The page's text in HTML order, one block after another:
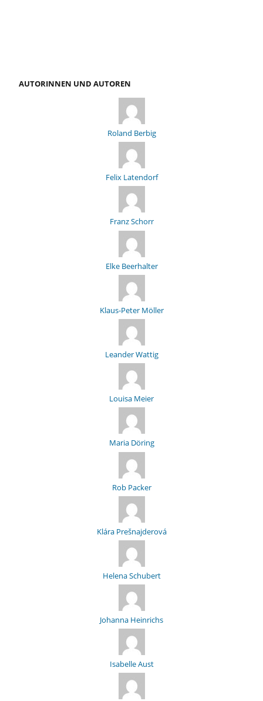
AUTORINNEN UND AUTOREN
Roland Berbig
Felix Latendorf
Franz Schorr
Elke Beerhalter
Klaus-Peter Möller
Leander Wattig
Louisa Meier
Maria Döring
Rob Packer
Klára Prešnajderová
Helena Schubert
Johanna Heinrichs
Isabelle Aust